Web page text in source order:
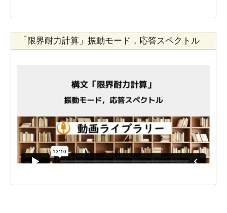
「限界耐力計算」振動モード，応答スペクトル